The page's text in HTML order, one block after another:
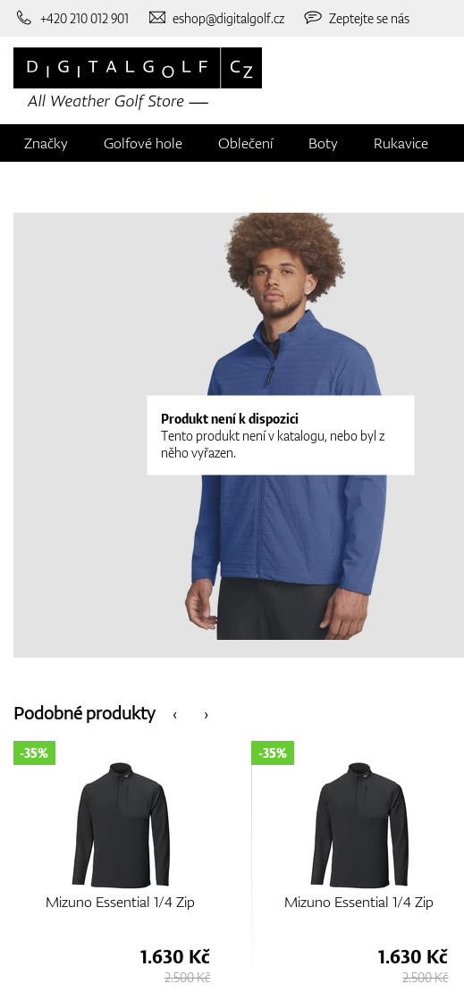
+420 210 012 901 eshop@digitalgolf.cz Zeptejte se nás
Značky Golfové hole Oblečení Boty Rukavice
Produkt není k dispozici
Tento produkt není v katalogu, nebo byl z
něho vyřazen.
‹
Podobné produkty ›
Mizuno Essential 1/4 Zip
-35%
1.630 Kč
2.500 Kč
Mizuno Essential 1/4 Zip
-35%
1.630 Kč
2.500 Kč